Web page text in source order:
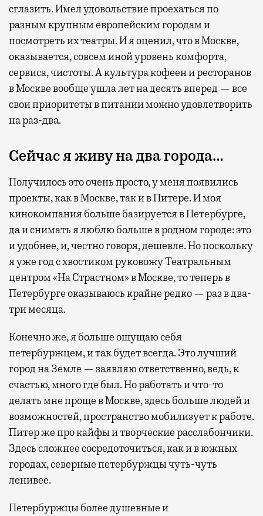
сглазить. Имел удовольствие проехаться по
разным крупным европейским городам и
посмотреть их театры. И я оценил, что в Москве,
оказывается, совсем иной уровень комфорта,
сервиса, чистоты. А культура кофеен и ресторанов
в Москве вообще ушла лет на десять вперед — все
свои приоритеты в питании можно удовлетворить
на раз-два.
Сейчас я живу на два города…
Получилось это очень просто, у меня появились
проекты, как в Москве, так и в Питере. И моя
кинокомпания больше базируется в Петербурге,
да и снимать я люблю больше в родном городе: это
и удобнее, и, честно говоря, дешевле. Но поскольку
я уже год с хвостиком руковожу Театральным
центром «На Страстном» в Москве, то теперь в
Петербурге оказываюсь крайне редко — раз в два-
три месяца.
Конечно же, я больше ощущаю себя
петербуржцем, и так будет всегда. Это лучший
город на Земле — заявляю ответственно, ведь, к
счастью, много где был. Но работать и что-то
делать мне проще в Москве, здесь больше людей и
возможностей, пространство мобилизует к работе.
Питер же про кайфы и творческие расслабончики.
Здесь сложнее сосредоточиться, как и в южных
городах, северные петербуржцы чуть-чуть
ленивее.
Петербуржцы более душевные и